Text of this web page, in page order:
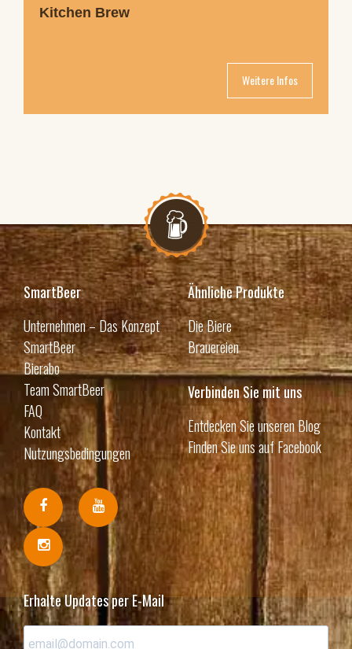
Kitchen Brew
Weitere Infos
SmartBeer
Unternehmen – Das Konzept
SmartBeer
Bierabo
Team SmartBeer
FAQ
Kontakt
Nutzungsbedingungen
Ähnliche Produkte
Die Biere
Brauereien
Verbinden Sie mit uns
Entdecken Sie unseren Blog
Finden Sie uns auf Facebook
Erhalte Updates per E-Mail